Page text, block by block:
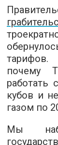
тарифов.
почему
работать
кубов и
газом по
Мы